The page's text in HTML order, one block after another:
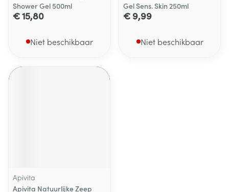
Shower Gel 500ml
€ 15,80
Niet beschikbaar
Gel Sens. Skin 250ml
€ 9,99
Niet beschikbaar
Apivita
Apivita Natuurlijke Zeep